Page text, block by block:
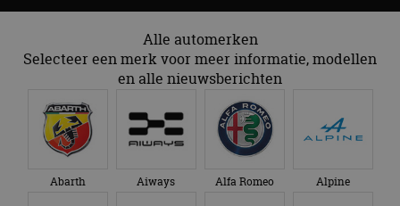
Dongfeng Donkervoort DS Ferrari